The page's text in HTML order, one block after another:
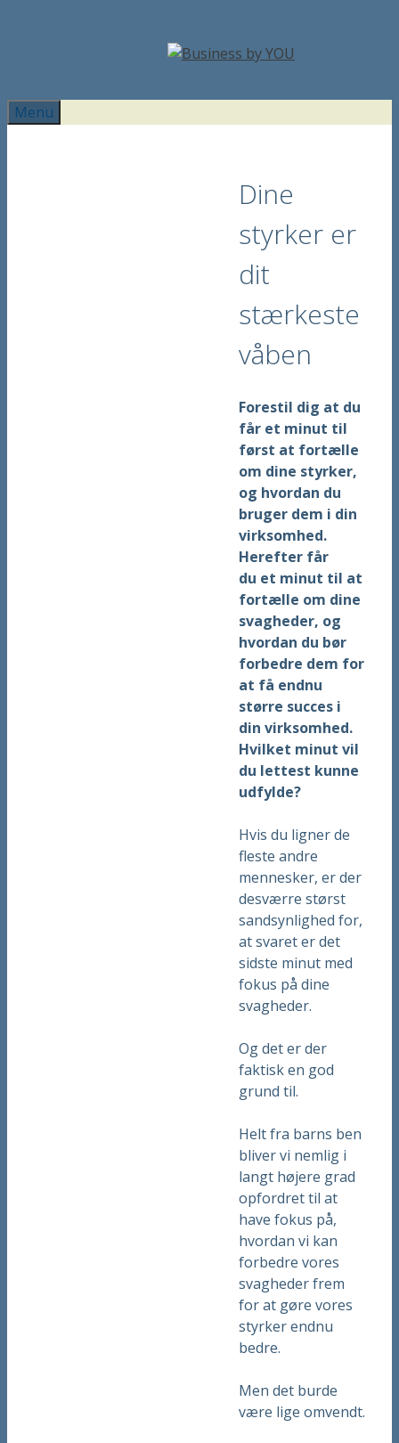
Menu
Dine
styrker er
dit
stærkeste
våben
Forestil dig at du
får et minut til
først at fortælle
om dine styrker,
og hvordan du
bruger dem i din
virksomhed.
Herefter får
du et minut til at
fortælle om dine
svagheder, og
hvordan du bør
forbedre dem for
at få endnu
større succes i
din virksomhed.
Hvilket minut vil
du lettest kunne
udfylde?
Hvis du ligner de
fleste andre
mennesker, er der
desværre størst
sandsynlighed for,
at svaret er det
sidste minut med
fokus på dine
svagheder.
Og det er der
faktisk en god
grund til.
Helt fra barns ben
bliver vi nemlig i
langt højere grad
opfordret til at
have fokus på,
hvordan vi kan
forbedre vores
svagheder frem
for at gøre vores
styrker endnu
bedre.
Men det burde
være lige omvendt.